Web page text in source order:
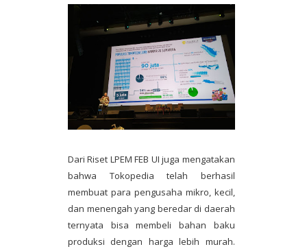
Dari Riset LPEM FEB UI juga mengatakan
bahwa Tokopedia telah berhasil
membuat para pengusaha mikro, kecil,
dan menengah yang beredar di daerah
ternyata bisa membeli bahan baku
produksi dengan harga lebih murah.